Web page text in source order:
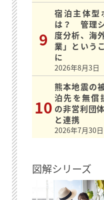
宿泊主体型
は？ 管理
度分析、海
業」という
に
2026年8月3日
熊本地震の
泊先を無償
の非営利団
と連携
2026年7月30日
図解シリーズ